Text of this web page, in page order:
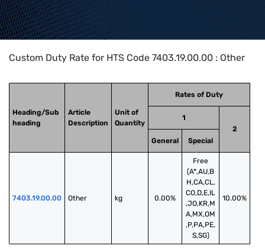
Home>HTS Codes> Chapter
Custom Duty Rate for HTS Code 7403.19.00.00 : Other
Heading/Sub
heading
Article
Description
Unit of
Quantity
Rates of Duty
1
2
General
Special
7403.19.00.00 Other kg 0.00%
Free
(A*,AU,B
H,CA,CL,
CO,D,E,IL
,JO,KR,M
A,MX,OM
,P,PA,PE,
S,SG)
10.00%